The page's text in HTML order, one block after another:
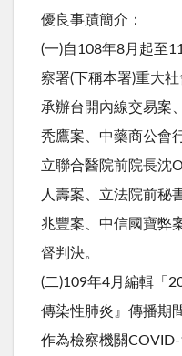
優良事蹟簡介：
(一)自108年8月起至
察署(下稱本署)重大
承辦台開內線交易案
秃鷹案、中藥商公會
立聯合醫院前院長沈
人壽案、立法院前秘
兆豐案、中信國寶弊
督判決。
(二)109年4月編輯「
傳染性肺炎』傳播期
作為檢察機關